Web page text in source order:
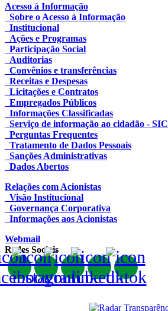
Acesso à Informação
Sobre o Acesso à Informação
Institucional
Ações e Programas
Participação Social
Auditorias
Convênios e transferências
Receitas e Despesas
Licitações e Contratos
Empregados Públicos
Informações Classificadas
Serviço de informação ao cidadão - SIC
Perguntas Frequentes
Tratamento de Dados Pessoais
Sanções Administrativas
Dados Abertos
Relações com Acionistas
Visão Institucional
Governança Corporativa
Informações aos Acionistas
Webmail
Redes Sociais